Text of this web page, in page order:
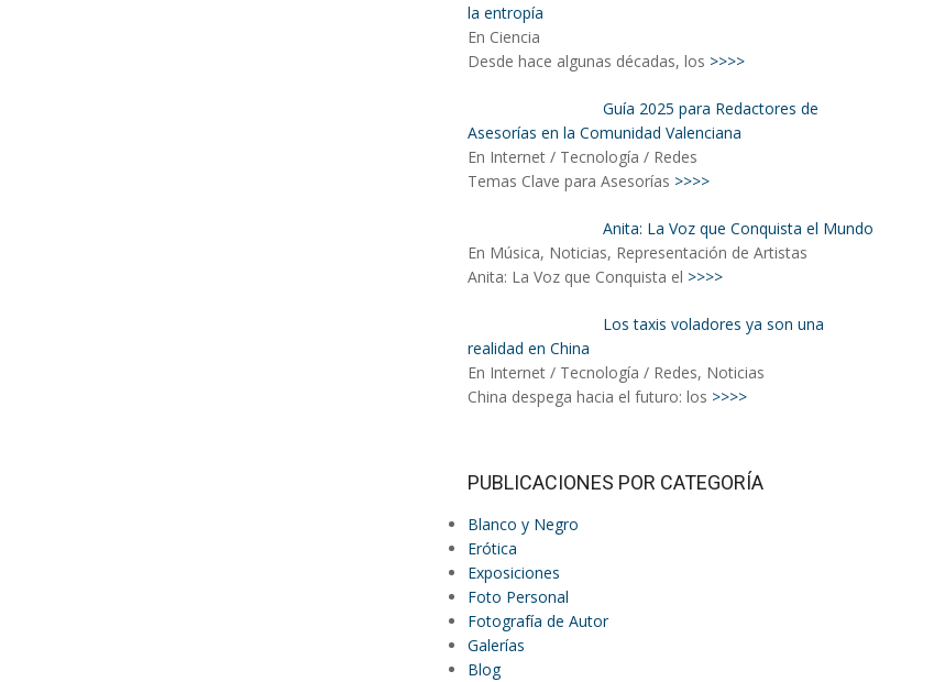
la entropía
En Ciencia
Desde hace algunas décadas, los >>>>
Guía 2025 para Redactores de
Asesorías en la Comunidad Valenciana
En Internet / Tecnología / Redes
Temas Clave para Asesorías >>>>
Anita: La Voz que Conquista el Mundo
En Música, Noticias, Representación de Artistas
Anita: La Voz que Conquista el >>>>
Los taxis voladores ya son una
realidad en China
En Internet / Tecnología / Redes, Noticias
China despega hacia el futuro: los >>>>
PUBLICACIONES POR CATEGORÍA
Blanco y Negro
Erótica
Exposiciones
Foto Personal
Fotografía de Autor
Galerías
Blog